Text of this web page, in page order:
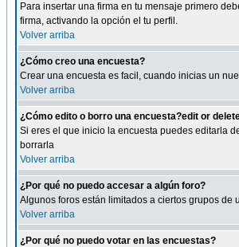
Para insertar una firma en tu mensaje primero
firma, activando la opción el tu perfil.
Volver arriba
¿Cómo creo una encuesta?
Crear una encuesta es facil, cuando inicias un
Volver arriba
¿Cómo edito o borro una encuesta?edit or
Si eres el que inicio la encuesta puedes editarla
borrarla
Volver arriba
¿Por qué no puedo accesar a algún foro?
Algunos foros están limitados a ciertos grupos de
Volver arriba
¿Por qué no puedo votar en las encuestas?